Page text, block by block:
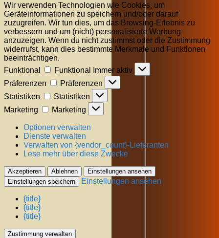
Wir verwenden Technologien wie Cookies, um
Geräteinformationen zu speichern und/oder darauf
zuzugreifen. Wir tun dies, um das Browsing-Erlebnis zu
verbessern und um (nicht) personalisierte Werbung
anzuzeigen. Wenn du nicht zustimmst oder die Zustimmung
widerrufst, kann dies bestimmte Merkmale und Funktionen
beeinträchtigen.
Funktional
Funktional
Immer aktiv
Präferenzen
Präferenzen
Statistiken
Statistiken
Marketing
Marketing
Optionen verwalten
Dienste verwalten
Verwalten von {vendor_count}-Lieferanten
Lese mehr über diese Zwecke
Akzeptieren Ablehnen
Einstellungen ansehen
Einstellungen speichern
Einstellungen ansehen
{title}
{title}
{title}
Zustimmung verwalten